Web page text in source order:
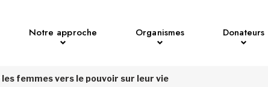
Notre approche Organismes Donateurs
femmes vers le pouvoir sur leur vie